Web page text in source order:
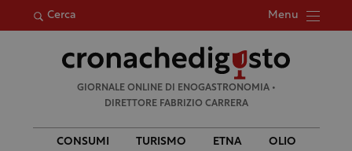
Cerca Menu
per:
GIORNALE ONLINE DI ENOGASTRONOMIA •
DIRETTORE FABRIZIO CARRERA
CONSUMI TURISMO ETNA OLIO